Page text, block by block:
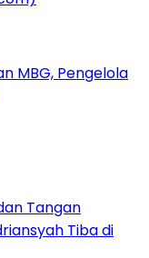
MBG, Pengelola
Tangan
Tiba di